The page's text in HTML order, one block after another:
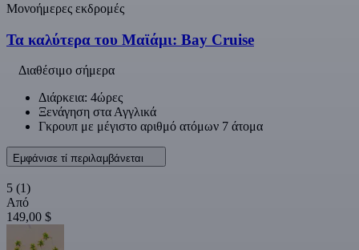
Μονοήμερες εκδρομές
Τα καλύτερα του Μαϊάμι: Bay Cruise
Διαθέσιμο σήμερα
Διάρκεια: 4ώρες
Ξενάγηση στα Αγγλικά
Γκρουπ με μέγιστο αριθμό ατόμων 7 άτομα
Εμφάνισε τί περιλαμβάνεται
5 (1)
Από
149,00 $